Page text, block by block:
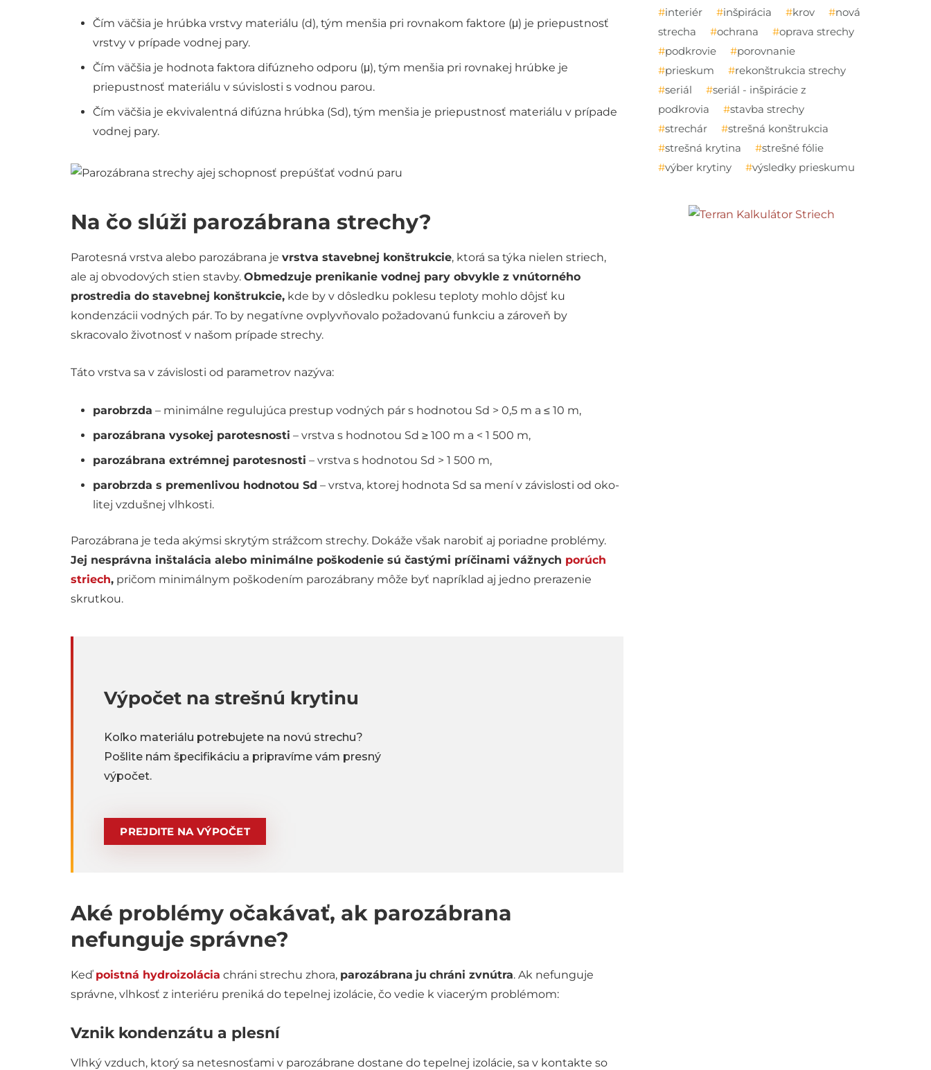
Čím väčšia je hrúbka vrstvy materiálu (d), tým menšia pri rovnakom faktore (μ) je priepustnosť
vrstvy v prípade vodnej pary.
Čím väčšia je hodnota faktora difúzneho odporu (μ), tým menšia pri rovnakej hrúbke je
priepustnosť materiálu v súvislosti s vodnou parou.
Čím väčšia je ekvivalentná difúzna hrúbka (Sd), tým menšia je priepustnosť materiálu v prípade
vodnej pary.
Na čo slúži parozábrana strechy?
Parotesná vrstva alebo parozábrana je vrstva stavebnej konštrukcie, ktorá sa týka nielen striech,
ale aj obvodových stien stavby. Obmedzuje prenikanie vodnej pary obvykle z vnútorného
prostredia do stavebnej konštrukcie, kde by v dôsledku poklesu teploty mohlo dôjsť ku
kondenzácii vodných pár. To by negatívne ovplyvňovalo požadovanú funkciu a zároveň by
skracovalo životnosť v našom prípade strechy.
Táto vrstva sa v závislosti od parametrov nazýva:
parobrzda – minimálne regulujúca prestup vodných pár s hodnotou Sd > 0,5 m a ≤ 10 m,
parozábrana vysokej parotesnosti – vrstva s hodnotou Sd ≥ 100 m a < 1 500 m,
parozábrana extrémnej parotesnosti – vrstva s hodnotou Sd > 1 500 m,
parobrzda s premenlivou hodnotou Sd – vrstva, ktorej hodnota Sd sa mení v závislosti od oko­
litej vzdušnej vlhkosti.
Parozábrana je teda akýmsi skrytým strážcom strechy. Dokáže však narobiť aj poriadne problémy.
Jej nesprávna inštalácia alebo minimálne poškodenie sú častými príčinami vážnych porúch
striech, pričom minimálnym poškodením parozábrany môže byť napríklad aj jedno prerazenie
skrutkou.
Výpočet na strešnú krytinu
Koľko materiálu potrebujete na novú strechu?
Pošlite nám špecifikáciu a pripravíme vám presný
výpočet.
PREJDITE NA VÝPOČET
Aké problémy očakávať, ak parozábrana
nefunguje správne?
Keď poistná hydroizolácia chráni strechu zhora, parozábrana ju chráni zvnútra. Ak nefunguje
správne, vlhkosť z interiéru preniká do tepelnej izolácie, čo vedie k viacerým problémom:
Vznik kondenzátu a plesní
Vlhký vzduch, ktorý sa netesnosťami v parozábrane dostane do tepelnej izolácie, sa v kontakte so
interiér
inšpirácia krov
nová
strecha
ochrana
oprava strechy
podkrovie
porovnanie
prieskum
rekonštrukcia strechy
seriál
seriál - inšpirácie z
podkrovia
stavba strechy
strechár
strešná konštrukcia
strešná krytina
strešné fólie
výber krytiny
výsledky prieskumu